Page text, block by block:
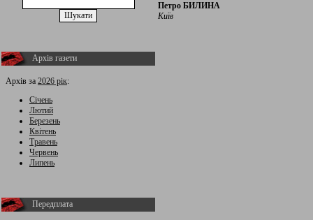
Архів газети
Архів за 2026 рік:
Січень
Лютий
Березень
Квітень
Травень
Червень
Липень
Передплата
Петро БИЛИНА
Київ